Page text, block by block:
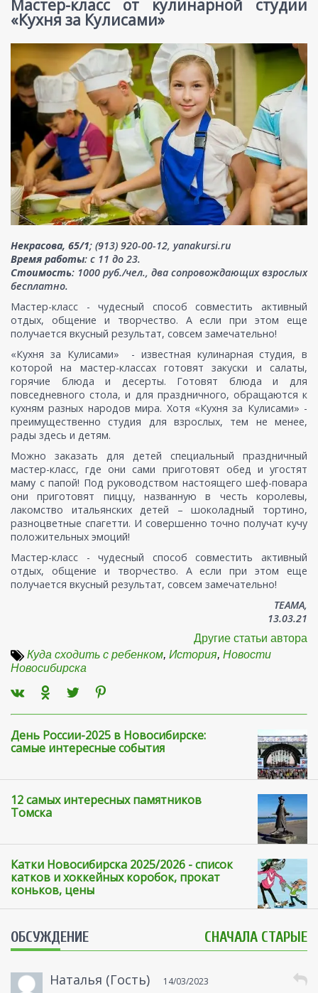
Мастер-класс от кулинарной студии
«Кухня за Кулисами»
Некрасова, 65/1; (913) 920-00-12, yanakursi.ru
Время работы: с 11 до 23.
Стоимость: 1000 руб./чел., два сопровождающих взрослых
бесплатно.
Мастер-класс - чудесный способ совместить активный
отдых, общение и творчество. А если при этом еще
получается вкусный результат, совсем замечательно!
«Кухня за Кулисами» - известная кулинарная студия, в
которой на мастер-классах готовят закуски и салаты,
горячие блюда и десерты. Готовят блюда и для
повседневного стола, и для праздничного, обращаются к
кухням разных народов мира. Хотя «Кухня за Кулисами» -
преимущественно студия для взрослых, тем не менее,
рады здесь и детям.
Можно заказать для детей специальный праздничный
мастер-класс, где они сами приготовят обед и угостят
маму с папой! Под руководством настоящего шеф-повара
они приготовят пиццу, названную в честь королевы,
лакомство итальянских детей – шоколадный тортино,
разноцветные спагетти. И совершенно точно получат кучу
положительных эмоций!
Мастер-класс - чудесный способ совместить активный
отдых, общение и творчество. А если при этом еще
получается вкусный результат, совсем замечательно!
ТЕАМА,
13.03.21
Другие статьи автора
Куда сходить с ребенком, История, Новости
Новосибирска
День России-2025 в Новосибирске:
самые интересные события
12 самых интересных памятников
Томска
Катки Новосибирска 2025/2026 - список
катков и хоккейных коробок, прокат
коньков, цены
ОБСУЖДЕНИЕ СНАЧАЛА СТАРЫЕ
Наталья (Гость) 14/03/2023